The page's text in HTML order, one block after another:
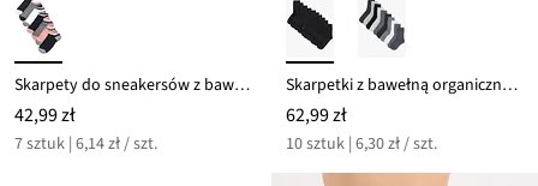
Skarpety do sneakersów z bawełny organicznej (7 par)
42,99 zł
7 sztuk | 6,14 zł / szt.
Skarpetki z bawełną organiczną (10 par)
62,99 zł
10 sztuk | 6,30 zł / szt.